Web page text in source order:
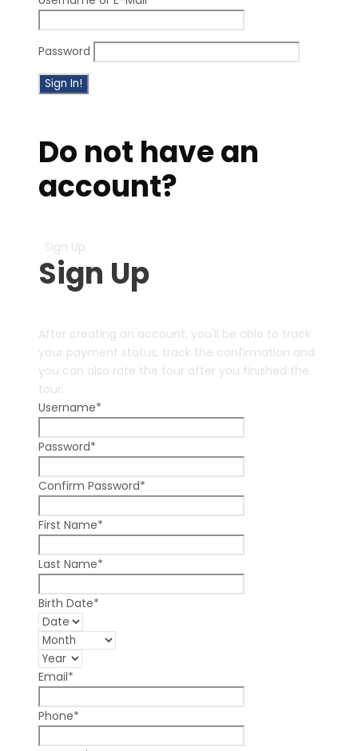
Password
Do not have an
account?
Sign Up
Sign Up
After creating an account, you'll be able to track
your payment status, track the confirmation and
you can also rate the tour after you finished the
tour.
Username*
Password*
Confirm Password*
First Name*
Last Name*
Birth Date*
Email*
Phone*